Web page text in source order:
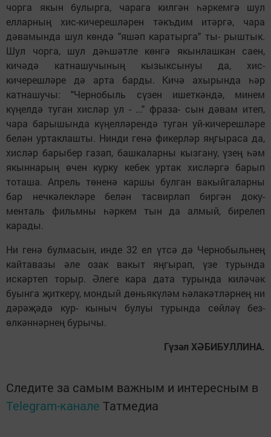
чорга якын булырга, чарага килгән һәркемгә шул
елларның хис-кичерешләрен тәкъдим итәргә, чара
дәвамында шул көндә "яшәп каратырга" ты- рыштык.
Шул чорга, шул дәһшәтле көнгә якынлашкан саен,
кичәдә катнашучының кызыксынуы да, хис-
кичерешләре дә арта барды. Кичә ахырында һәр
катнашучы: "Чернобыль сүзен ишеткәндә, минем
күңелдә туган хисләр ул - ..." фраза- сын дәвам итеп,
чара барышында күңелләрендә туган уй-кичерешләре
белән уртаклашты. Нинди генә фикерләр яңгыраса да,
хисләр барыбер газап, башкаларны кызгану, үзең һәм
якыннарың өчен курку кебек уртак хисләргә барып
тоташа. Апрель төненә каршы булган вакыйгаларны
бар нечкәлекләре белән тасвирлап биргән доку-
менталь фильмны һәркем тын да алмый, бирелеп
карады.
Ни генә булмасын, инде 32 ел үтсә дә Чернобыльнең
кайтавазы әле озак вакыт яңгырап, үзе турында
искәртеп торыр. Әлеге кара дата турында киләчәк
буынга җиткерү, мондый дөньякүләм һәлакәтләрнең ни
дәрәҗәдә кур- кыныч булуы турында сөйләү без-
өлкәннәрнең бурычы.
Гүзәл ХӘБИБУЛЛИНА.
Следите за самым важным и интересным в
Telegram-канале Татмедиа